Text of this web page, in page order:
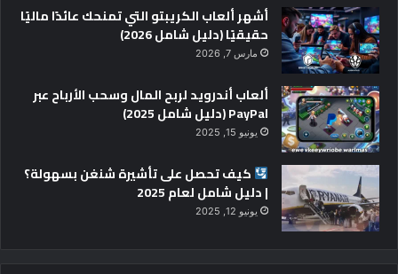
أشهر ألعاب الكريبتو التي تمنحك عائدًا ماليًا
حقيقيًا (دليل شامل 2026)
مارس 7, 2026
ألعاب أندرويد لربح المال وسحب الأرباح عبر
PayPal (دليل شامل 2025)
يونيو 15, 2025
كيف تحصل على تأشيرة شنغن بسهولة؟
| دليل شامل لعام 2025
يونيو 12, 2025